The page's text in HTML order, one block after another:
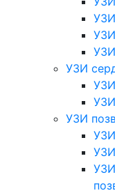
УЗИ
УЗИ